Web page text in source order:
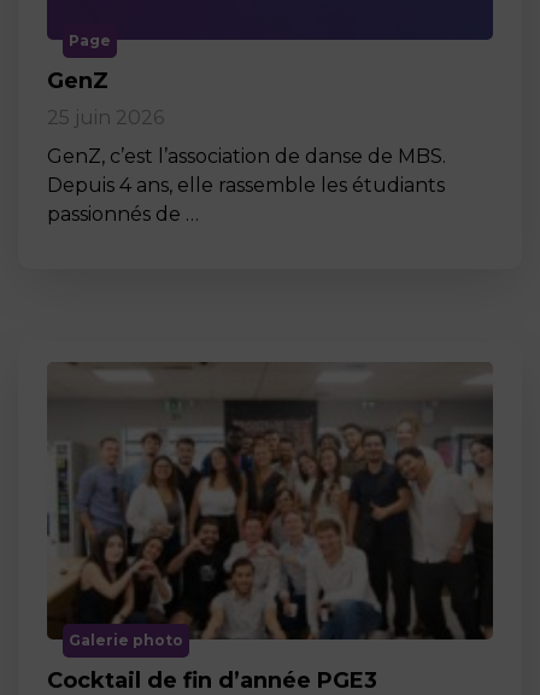
Page
GenZ
25 juin 2026
GenZ, c’est l’association de danse de MBS.
Depuis 4 ans, elle rassemble les étudiants
passionnés de …
Galerie photo
Cocktail de fin d’année PGE3